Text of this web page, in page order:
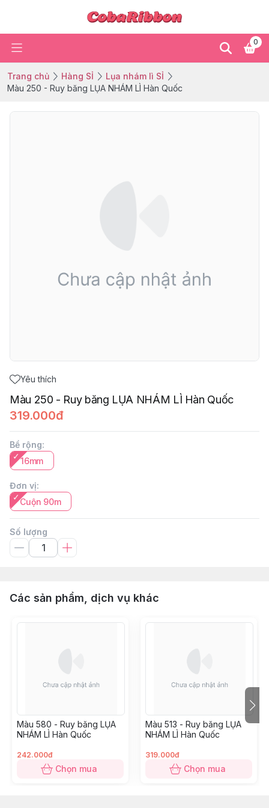
0
Trang chủ Hàng SỈ
Lụa nhám lì SỈ
Màu 250 - Ruy băng LỤA NHÁM LÌ Hàn Quốc
Yêu thích
Màu 250 - Ruy băng LỤA NHÁM LÌ Hàn Quốc
319.000đ
Bề rộng:
16mm
Đơn vị:
Cuộn 90m
Số lượng
Các sản phẩm, dịch vụ khác
Màu 580 - Ruy băng LỤA
NHÁM LÌ Hàn Quốc
242.000đ
Chọn mua
Màu 513 - Ruy băng LỤA
NHÁM LÌ Hàn Quốc
319.000đ
Chọn mua